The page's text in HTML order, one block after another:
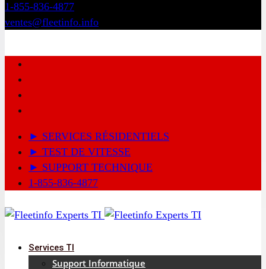
1-855-836-4877
ventes@fleetinfo.info
► SERVICES RÉSIDENTIELS
► TEST DE VITESSE
► SUPPORT TECHNIQUE
1-855-836-4877
Services TI
Support Informatique